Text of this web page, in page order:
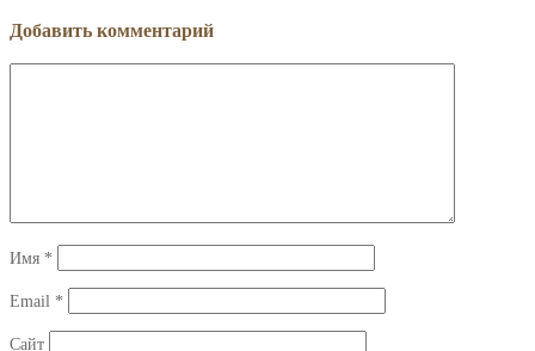
Добавить комментарий
Имя *
Email *
Сайт